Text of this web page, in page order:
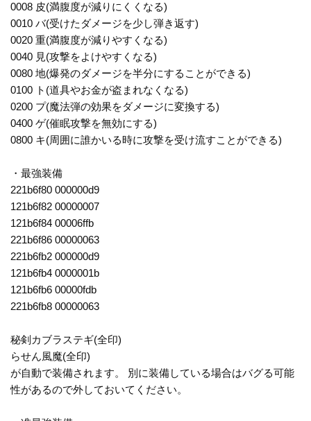
0008 皮(満腹度が減りにくくなる)
0010 バ(受けたダメージを少し弾き返す)
0020 重(満腹度が減りやすくなる)
0040 見(攻撃をよけやすくなる)
0080 地(爆発のダメージを半分にすることができる)
0100 ト(道具やお金が盗まれなくなる)
0200 プ(魔法弾の効果をダメージに変換する)
0400 ゲ(催眠攻撃を無効にする)
0800 キ(周囲に誰かいる時に攻撃を受け流すことができる)
・最強装備
221b6f80 000000d9
121b6f82 00000007
121b6f84 00006ffb
221b6f86 00000063
221b6fb2 000000d9
121b6fb4 0000001b
121b6fb6 00000fdb
221b6fb8 00000063
秘剣カブラステギ(全印)
らせん風魔(全印)
が自動で装備されます。 別に装備している場合はバグる可能
性があるので外しておいてください。